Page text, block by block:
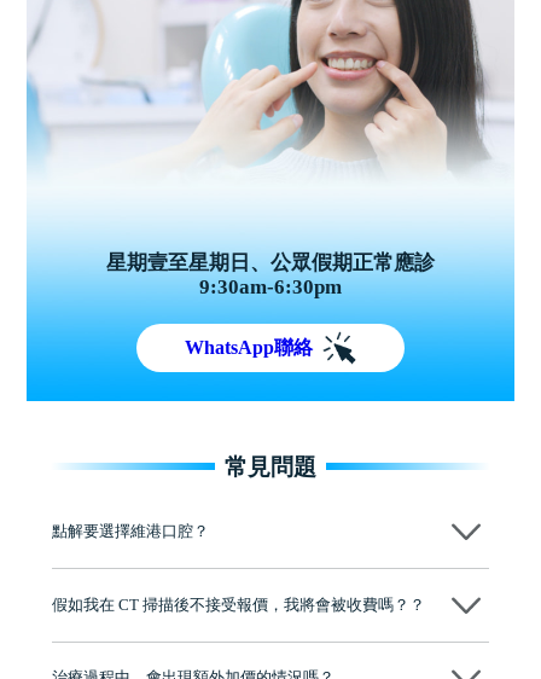
星期壹至星期日、公眾假期正常應診
9:30am-6:30pm
WhatsApp聯絡
常見問題
點解要選擇維港口腔？
牌」、「2025香港企業領袖品牌」，是諾貝爾種植系統全球放心植牙中
至今已服務超過三十個國家和地區的顧客，受到粵港澳大灣區及周邊城
市市民極高的口碑評價及信任推薦 珠海、深圳設有八大分院，香港亦設
假如我在 CT 掃描後不接受報價，我將會被收費嗎？？